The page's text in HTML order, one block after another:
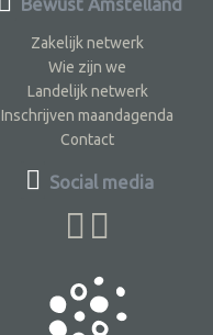
Zakelijk netwerk
Wie zijn we
Landelijk netwerk
Inschrijven maandagenda
Contact
Social media